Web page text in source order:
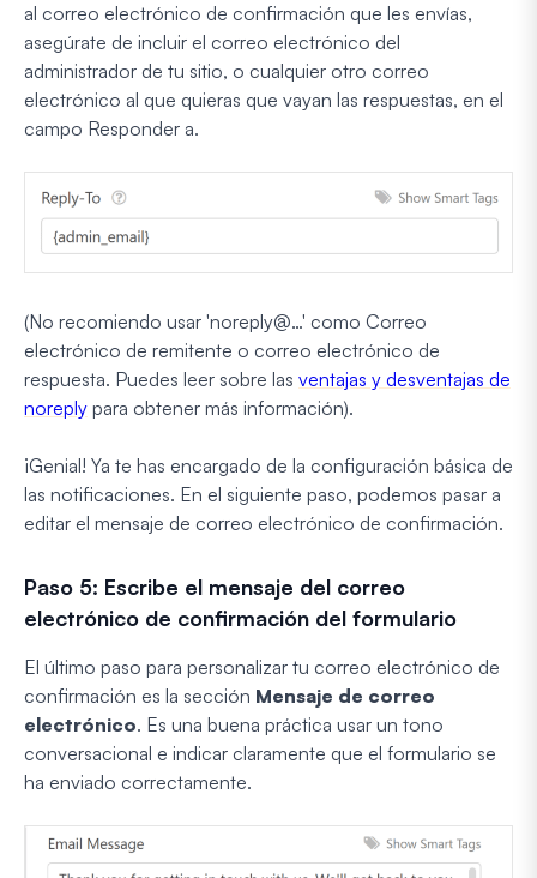
al correo electrónico de confirmación que les envías,
asegúrate de incluir el correo electrónico del
administrador de tu sitio, o cualquier otro correo
electrónico al que quieras que vayan las respuestas, en el
campo Responder a.
(No recomiendo usar 'noreply@…' como Correo
electrónico de remitente o correo electrónico de
respuesta. Puedes leer sobre las ventajas y desventajas de
noreply para obtener más información).
¡Genial! Ya te has encargado de la configuración básica de
las notificaciones. En el siguiente paso, podemos pasar a
editar el mensaje de correo electrónico de confirmación.
Paso 5: Escribe el mensaje del correo
electrónico de confirmación del formulario
El último paso para personalizar tu correo electrónico de
confirmación es la sección Mensaje de correo
electrónico. Es una buena práctica usar un tono
conversacional e indicar claramente que el formulario se
ha enviado correctamente.